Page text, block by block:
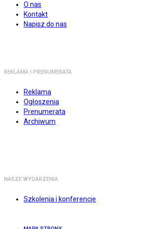
O nas
Kontakt
Napisz do nas
REKLAMA I PRENUMERATA
Reklama
Ogłoszenia
Prenumerata
Archiwum
NASZE WYDARZENIA
Szkolenia i konferencje